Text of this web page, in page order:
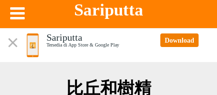
Sariputta
Sariputta
Tersedia di App Store & Google Play
Download
比丘和樹精